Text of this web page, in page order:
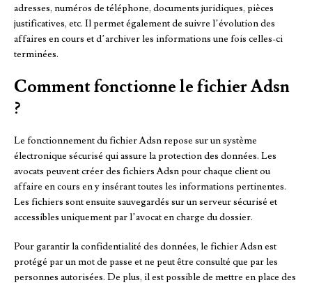
adresses, numéros de téléphone, documents juridiques, pièces
justificatives, etc. Il permet également de suivre l’évolution des
affaires en cours et d’archiver les informations une fois celles-ci
terminées.
Comment fonctionne le fichier Adsn
?
Le fonctionnement du fichier Adsn repose sur un système
électronique sécurisé qui assure la protection des données. Les
avocats peuvent créer des fichiers Adsn pour chaque client ou
affaire en cours en y insérant toutes les informations pertinentes.
Les fichiers sont ensuite sauvegardés sur un serveur sécurisé et
accessibles uniquement par l’avocat en charge du dossier.
Pour garantir la confidentialité des données, le fichier Adsn est
protégé par un mot de passe et ne peut être consulté que par les
personnes autorisées. De plus, il est possible de mettre en place des